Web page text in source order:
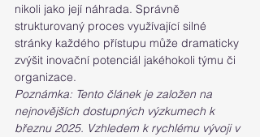
nikoli jako její náhrada. Správně
strukturovaný proces využívající silné
stránky každého přístupu může dramaticky
zvýšit inovační potenciál jakéhokoli týmu či
organizace.
Poznámka: Tento článek je založen na
nejnovějších dostupných výzkumech k
březnu 2025. Vzhledem k rychlému vývoji v